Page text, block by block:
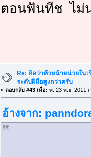
ตอนฟันทีช ไม่
Re: คิดว่าหัวหน้าหน่วยใน
ระดับฝีมือสูงกว่าครับ
« ตอบกลับ #43 เมื่อ: พ. 23 พ.ย. 2011
อ้างจาก: